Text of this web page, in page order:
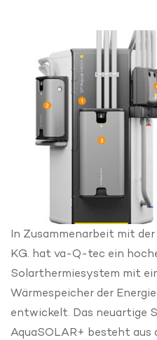
In Zusammenarbeit mit der
KG. hat va-Q-tec ein
Solarthermiesystem mit
Wärmespeicher der
entwickelt. Das neuartige
AquaSOLAR+ besteht aus